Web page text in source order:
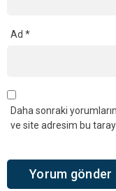
Ad *
Daha sonraki
ve site adresim bu